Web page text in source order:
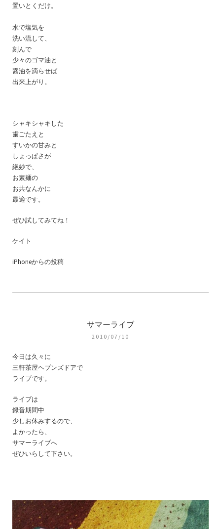
置いとくだけ。
水で塩気を
洗い流して、
刻んで
少々のゴマ油と
醤油を滴らせば
出来上がり。
シャキシャキした
歯ごたえと
すいかの甘みと
しょっぱさが
絶妙で、
お素麺の
お共なんかに
最適です。
ぜひ試してみてね！
ケイト
iPhoneからの投稿
サマーライブ
2010/07/10
今日は久々に
三軒茶屋ヘブンズドアで
ライブです。
ライブは
録音期間中
少しお休みするので、
よかったら、
サマーライブへ
ぜひいらして下さい。